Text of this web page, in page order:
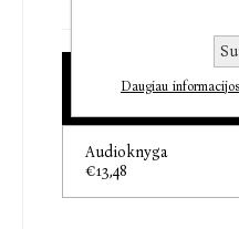
Bet Džonas Kofis
įnamis. Gal jis velnias
laukiant lemtingo
įsitikinimus...
Elektroninė knyga
€14,03
Audioknyga
€13,48
Daugiau